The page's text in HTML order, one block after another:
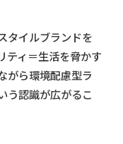
タイルブランドを
ティ＝生活を脅かす
がら環境配慮型ラ
う認識が広がるこ